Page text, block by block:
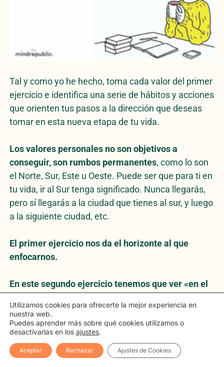
Tal y como yo he hecho, toma cada valor del primer
ejercicio e identifica una serie de hábitos y acciones
que orienten tus pasos a la dirección que deseas
tomar en esta nueva etapa de tu vida.
Los valores personales no son objetivos a
conseguir, son rumbos permanentes, como lo son
el Norte, Sur, Este u Oeste. Puede ser que para ti en
tu vida, ir al Sur tenga significado. Nunca llegarás,
pero sí llegarás a la ciudad que tienes al sur, y luego
a la siguiente ciudad, etc.
El primer ejercicio nos da el horizonte al que
enfocarnos.
En este segundo ejercicio tenemos que ver «en el
viaje.
Así que por cada punto, piensa los pasos que
deberías de dar, decisiones a tomar, cosas que
Utilizamos cookies para ofrecerte la mejor experiencia en
nuestra web.
Puedes aprender más sobre qué cookies utilizamos o
desactivarlas en los ajustes.
Aceptar Rechazar Ajustes de Cookies